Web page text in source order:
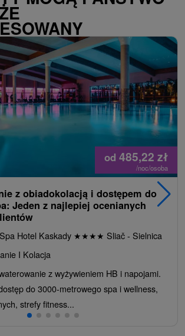
od 485,22 zł
/noc/osoba
z obiadokolacją i dostępem do
Jeden z najlepiej ocenianych
Hotel Kaskady ★★★★ Sliač - Sielnica
I Kolacja
z wyżywieniem HB i napojami.
do 3000-metrowego spa i wellness,
strefy fitness...